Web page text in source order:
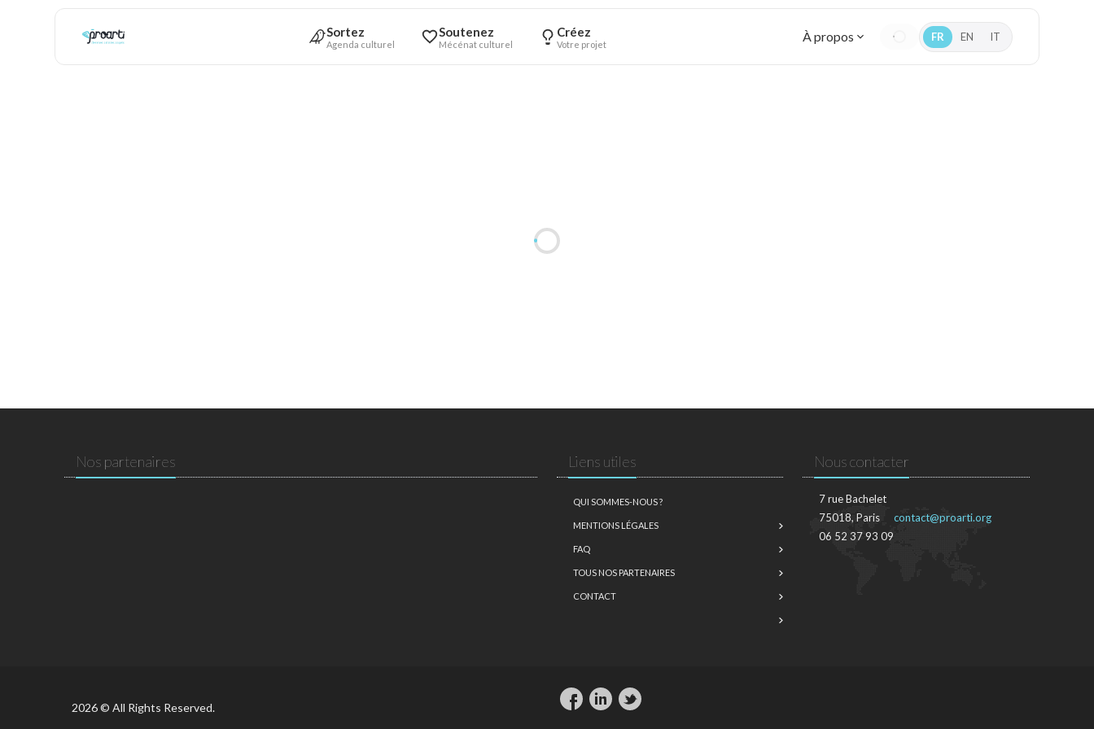
Sortez
Agenda culturel
Soutenez
Mécénat culturel
Créez
Votre projet À propos FR EN IT
Nos partenaires Liens utiles
QUI SOMMES-NOUS ?
MENTIONS LÉGALES
FAQ
TOUS NOS PARTENAIRES
CONTACT
Nous contacter
7 rue Bachelet
75018, Paris
06 52 37 93 09
contact@proarti.org
2026 © All Rights Reserved.